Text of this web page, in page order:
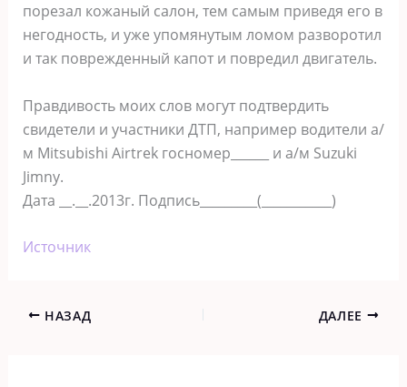
порезал кожаный салон, тем самым приведя его в
негодность, и уже упомянутым ломом разворотил
и так поврежденный капот и повредил двигатель.
Правдивость моих слов могут подтвердить
свидетели и участники ДТП, например водители а/
м Mitsubishi Airtrek госномер______ и а/м Suzuki
Jimny.
Дата __.__.2013г. Подпись_________(___________)
Источник
НАЗАД ДАЛЕЕ